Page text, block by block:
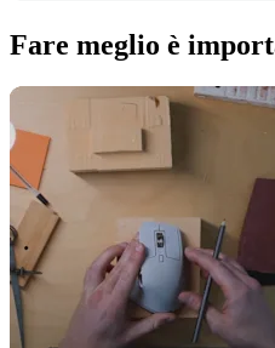
Fare meglio è